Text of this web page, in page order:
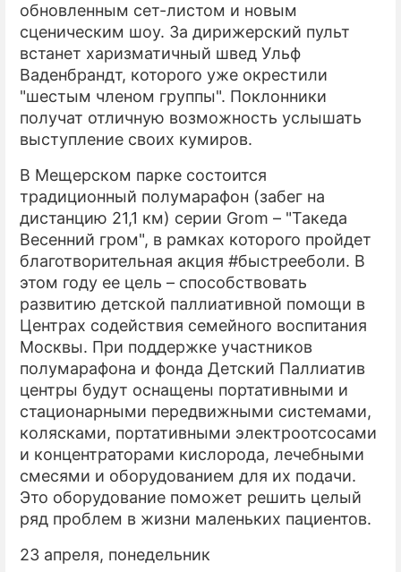
обновленным сет-листом и новым
сценическим шоу. За дирижерский пульт
встанет харизматичный швед Ульф
Ваденбрандт, которого уже окрестили
"шестым членом группы". Поклонники
получат отличную возможность услышать
выступление своих кумиров.
В Мещерском парке состоится
традиционный полумарафон (забег на
дистанцию 21,1 км) серии Grom – "Такеда
Весенний гром", в рамках которого пройдет
благотворительная акция #быстрееболи. В
этом году ее цель – способствовать
развитию детской паллиативной помощи в
Центрах содействия семейного воспитания
Москвы. При поддержке участников
полумарафона и фонда Детский Паллиатив
центры будут оснащены портативными и
стационарными передвижными системами,
колясками, портативными электроотсосами
и концентраторами кислорода, лечебными
смесями и оборудованием для их подачи.
Это оборудование поможет решить целый
ряд проблем в жизни маленьких пациентов.
23 апреля, понедельник